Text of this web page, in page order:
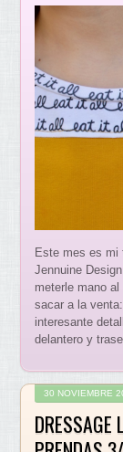
Este mes es mi
Jennuine
meterle mano
sacar a la
interesante
delantero y
30 NOVIEMBRE
DRESSAGE